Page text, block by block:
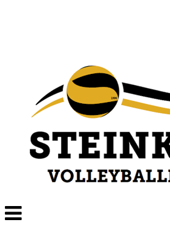
Veksle
navigasjon